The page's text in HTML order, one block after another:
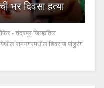
भर दिवसा हत्या
- चंद्रपूर जिल्ह्यतिल
रामनगरमधील शिवराज पांडुरंग